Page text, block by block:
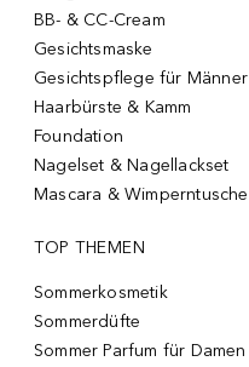
BB- & CC-Cream
Gesichtsmaske
Gesichtspflege für Männer
Haarbürste & Kamm
Foundation
Nagelset & Nagellackset
Mascara & Wimperntusche
TOP THEMEN
Sommerkosmetik
Sommerdüfte
Sommer Parfum für Damen